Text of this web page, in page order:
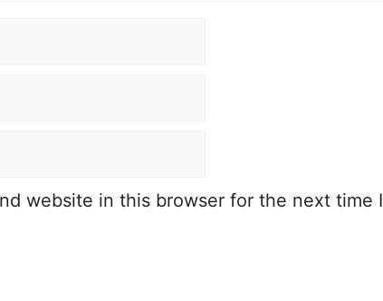
website in this browser for the next time I